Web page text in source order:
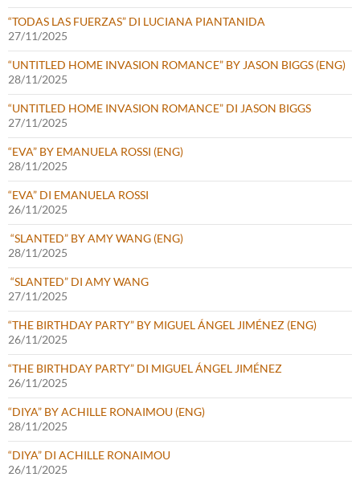
“TODAS LAS FUERZAS” DI LUCIANA PIANTANIDA
27/11/2025
“UNTITLED HOME INVASION ROMANCE” BY JASON BIGGS (ENG)
28/11/2025
“UNTITLED HOME INVASION ROMANCE” DI JASON BIGGS
27/11/2025
“EVA” BY EMANUELA ROSSI (ENG)
28/11/2025
“EVA” DI EMANUELA ROSSI
26/11/2025
“SLANTED” BY AMY WANG (ENG)
28/11/2025
“SLANTED” DI AMY WANG
27/11/2025
“THE BIRTHDAY PARTY” BY MIGUEL ÁNGEL JIMÉNEZ (ENG)
26/11/2025
“THE BIRTHDAY PARTY” DI MIGUEL ÁNGEL JIMÉNEZ
26/11/2025
“DIYA” BY ACHILLE RONAIMOU (ENG)
28/11/2025
“DIYA” DI ACHILLE RONAIMOU
26/11/2025